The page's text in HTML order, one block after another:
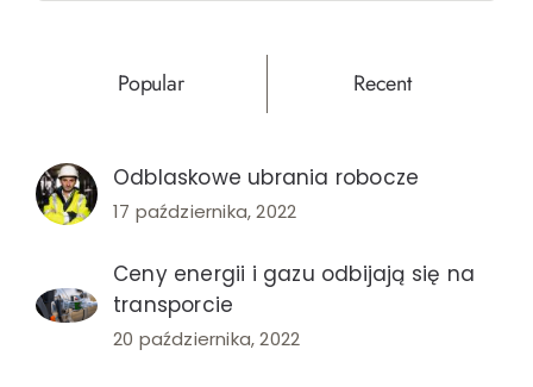
Popular Recent
Odblaskowe ubrania robocze
17 października, 2022
Ceny energii i gazu odbijają się na
transporcie
20 października, 2022